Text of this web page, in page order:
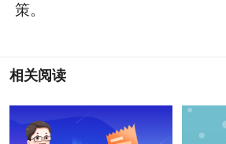
策。
相关阅读